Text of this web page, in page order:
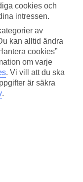
Naxos
cookies och
intressen.
av
kan alltid ändra
cookies”
om varje
. Vi vill att du ska
är säkra
.